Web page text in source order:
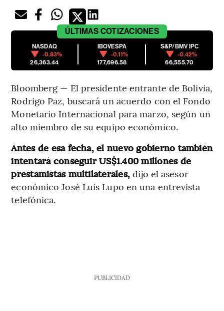
ÚLTIMAS COTIZACIONES
NASDAQ
-0.83%
26,363.44
IBOVESPA
-0.11%
177,696.58
S&P/BMV IPC
-0.42%
66,555.70
Bloomberg — El presidente entrante de Bolivia,
Rodrigo Paz, buscará un acuerdo con el Fondo
Monetario Internacional para marzo, según un
alto miembro de su equipo económico.
Antes de esa fecha, el nuevo gobierno también
intentará conseguir US$1.400 millones de
prestamistas multilaterales,dijo el asesor
económico José Luis Lupo en una entrevista
telefónica.
PUBLICIDAD